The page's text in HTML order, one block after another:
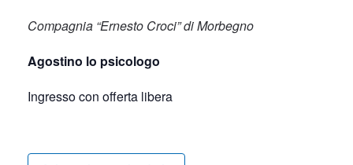
Compagnia “Ernesto Croci” di Morbegno
Agostino lo psicologo
Ingresso con offerta libera